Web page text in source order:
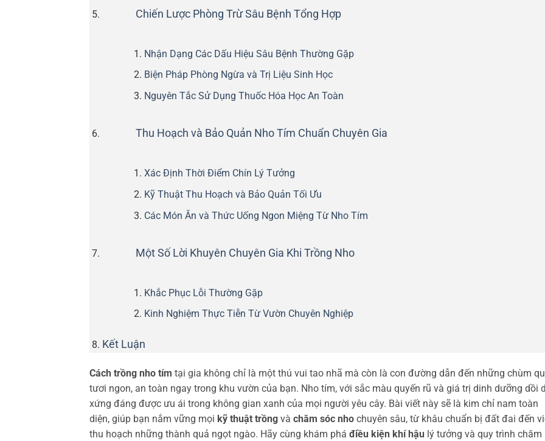
Chiến Lược Phòng Trừ Sâu Bệnh Tổng Hợp
Nhận Dạng Các Dấu Hiệu Sâu Bệnh Thường Gặp
Biện Pháp Phòng Ngừa và Trị Liệu Sinh Học
Nguyên Tắc Sử Dụng Thuốc Hóa Học An Toàn
Thu Hoạch và Bảo Quản Nho Tím Chuẩn Chuyên Gia
Xác Định Thời Điểm Chín Lý Tưởng
Kỹ Thuật Thu Hoạch và Bảo Quản Tối Ưu
Các Món Ăn và Thức Uống Ngon Miệng Từ Nho Tím
Một Số Lời Khuyên Chuyên Gia Khi Trồng Nho
Khắc Phục Lỗi Thường Gặp
Kinh Nghiệm Thực Tiễn Từ Vườn Chuyên Nghiệp
Kết Luận
Cách trồng nho tím tại gia không chỉ là một thú vui tao nhã mà còn là con đường dẫn đến những chùm
tươi ngon, an toàn ngay trong khu vườn của bạn. Nho tím, với sắc màu quyến rũ và giá trị dinh dưỡng dồi
xứng đáng được ưu ái trong không gian xanh của mọi người yêu cây. Bài viết này sẽ là kim chỉ nam toàn
diện, giúp bạn nắm vững mọi kỹ thuật trồng và chăm sóc nho chuyên sâu, từ khâu chuẩn bị đất đai đến
thu hoạch những thành quả ngọt ngào. Hãy cùng khám phá điều kiện khí hậu lý tưởng và quy trình chăm